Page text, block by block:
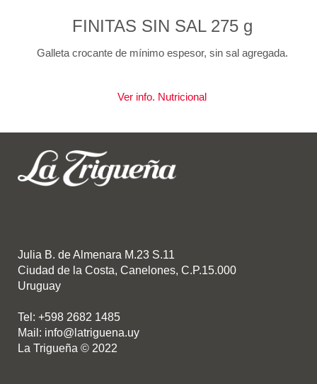
FINITAS SIN SAL 275 g
Galleta crocante de mínimo espesor, sin sal agregada.
Ver info. Nutricional
Julia B. de Almenara M.23 S.11
Ciudad de la Costa, Canelones, C.P.15.000
Uruguay
Tel: +598 2682 1485
Mail: info@latriguena.uy
La Trigueña © 2022